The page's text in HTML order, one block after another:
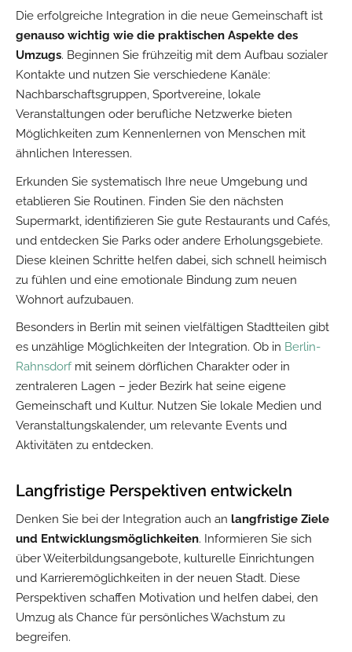
Die erfolgreiche Integration in die neue Gemeinschaft ist
genauso wichtig wie die praktischen Aspekte des
Umzugs. Beginnen Sie frühzeitig mit dem Aufbau sozialer
Kontakte und nutzen Sie verschiedene Kanäle:
Nachbarschaftsgruppen, Sportvereine, lokale
Veranstaltungen oder berufliche Netzwerke bieten
Möglichkeiten zum Kennenlernen von Menschen mit
ähnlichen Interessen.
Erkunden Sie systematisch Ihre neue Umgebung und
etablieren Sie Routinen. Finden Sie den nächsten
Supermarkt, identifizieren Sie gute Restaurants und Cafés,
und entdecken Sie Parks oder andere Erholungsgebiete.
Diese kleinen Schritte helfen dabei, sich schnell heimisch
zu fühlen und eine emotionale Bindung zum neuen
Wohnort aufzubauen.
Besonders in Berlin mit seinen vielfältigen Stadtteilen gibt
es unzählige Möglichkeiten der Integration. Ob in Berlin-
Rahnsdorfmit seinem dörflichen Charakter oder in
zentraleren Lagen – jeder Bezirk hat seine eigene
Gemeinschaft und Kultur. Nutzen Sie lokale Medien und
Veranstaltungskalender, um relevante Events und
Aktivitäten zu entdecken.
Langfristige Perspektiven entwickeln
Denken Sie bei der Integration auch an langfristige Ziele
und Entwicklungsmöglichkeiten. Informieren Sie sich
über Weiterbildungsangebote, kulturelle Einrichtungen
und Karrieremöglichkeiten in der neuen Stadt. Diese
Perspektiven schaffen Motivation und helfen dabei, den
Umzug als Chance für persönliches Wachstum zu
begreifen.